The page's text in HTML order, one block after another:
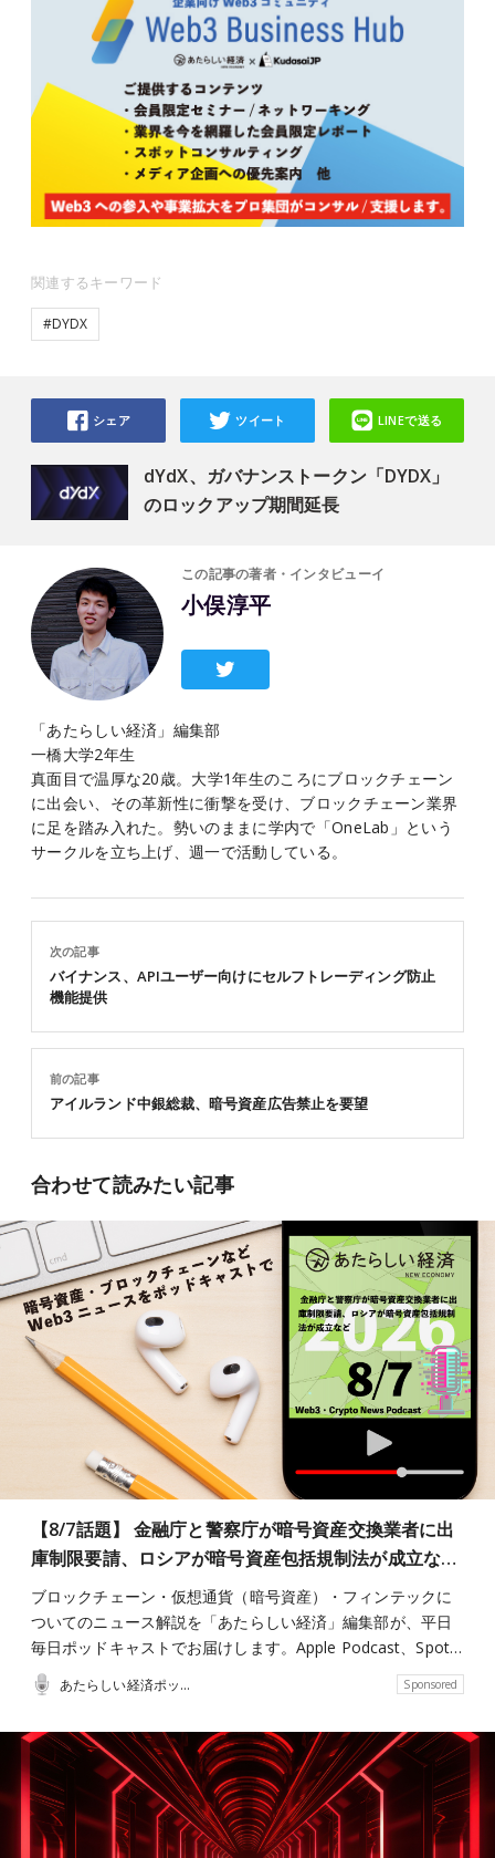
関連するキーワード
#DYDX
dYdX、ガバナンストークン「DYDX」
のロックアップ期間延長
シェア ツイート LINEで送る
この記事の著者・インタビューイ
小俣淳平
「あたらしい経済」編集部
一橋大学2年生
真面目で温厚な20歳。大学1年生のころにブロックチェーン
に出会い、その革新性に衝撃を受け、ブロックチェーン業界
に足を踏み入れた。勢いのままに学内で「OneLab」という
サークルを立ち上げ、週一で活動している。
前の記事
アイルランド中銀総裁、暗号資産広告禁止を要望
次の記事
バイナンス、APIユーザー向けにセルフトレーディング防止
機能提供
合わせて読みたい記事
【8/7話題】 金融庁と警察庁が暗号資産交換業者に出
庫制限要請、ロシアが暗号資産包括規制法が成立な…
ブロックチェーン・仮想通貨（暗号資産）・フィンテックに
ついてのニュース解説を「あたらしい経済」編集部が、平日
毎日ポッドキャストでお届けします。Apple Podcast、Spot…
あたらしい経済ポッドキャスト Sponsored